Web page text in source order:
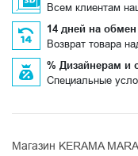
Всем клиентам
14 дней на
Возврат товара
% Дизайнерам и
Специальные
Магазин KERAMA